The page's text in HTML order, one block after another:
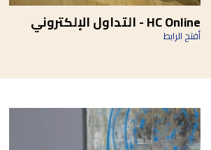
HC Online - التداول الإلكتروني
أفتح الرابط